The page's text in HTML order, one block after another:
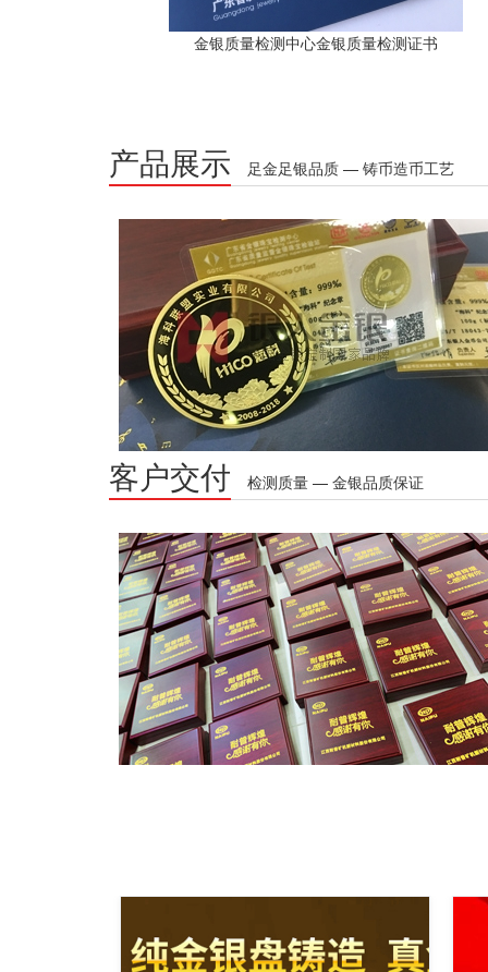
金银质量检测中心金银质量检测证书
产品展示 足金足银品质 — 铸币造币工艺
客户交付 检测质量 — 金银品质保证